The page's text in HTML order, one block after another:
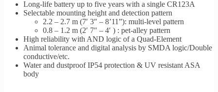
Long-life battery up to five years with a single CR123A
Selectable mounting height and detection pattern
2.2 – 2.7 m (7′ 3″ – 8’11”): multi-level pattern
0.8 – 1.2 m (2′ 7″ – 4′ ) : pet-alley pattern
High reliability with AND logic of a Quad-Element
Animal tolerance and digital analysis by SMDA logic/Double
conductive/etc.
Water and dustproof IP54 protection & UV resistant ASA
body